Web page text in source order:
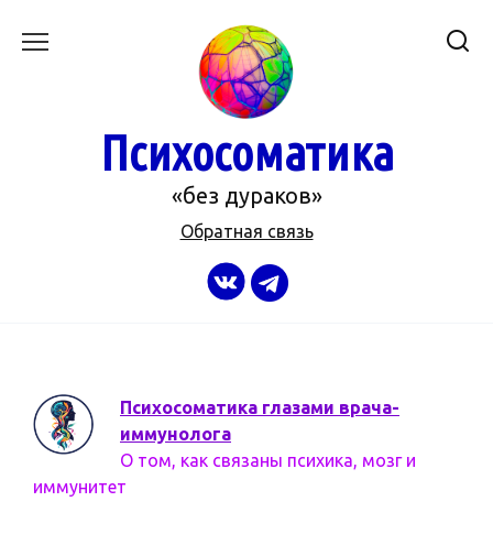
Психосоматика
«без дураков»
Обратная связь
Психосоматика глазами врача-
иммунолога
О том, как связаны психика, мозг и
иммунитет